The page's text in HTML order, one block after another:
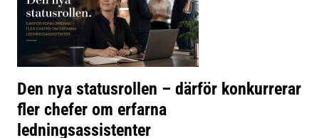
Den nya statusrollen – därför konkurrerar
fler chefer om erfarna
ledningsassistenter